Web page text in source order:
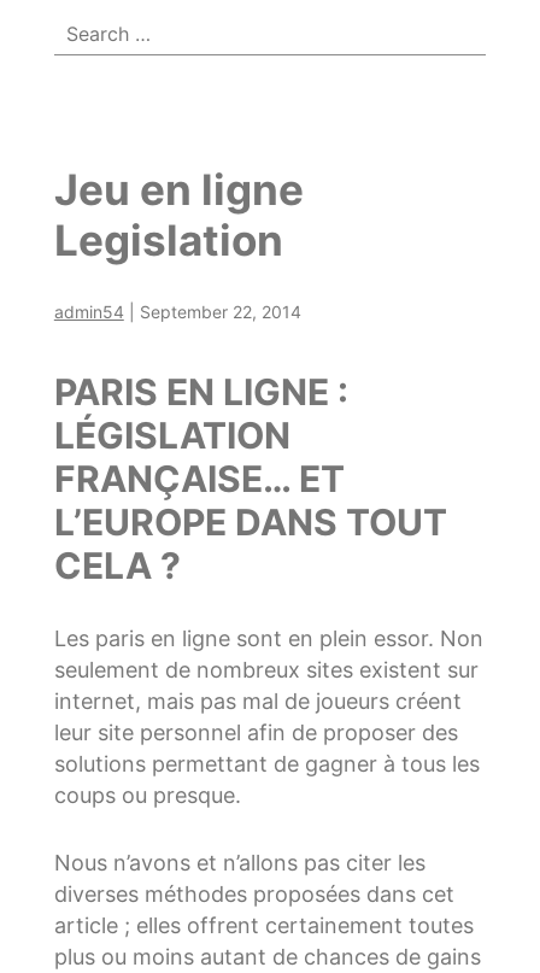
Search
for:
Jeu en ligne
Legislation
admin54 September 22, 2014
PARIS EN LIGNE :
LÉGISLATION
FRANÇAISE… ET
L’EUROPE DANS TOUT
CELA ?
Les paris en ligne sont en plein essor. Non
seulement de nombreux sites existent sur
internet, mais pas mal de joueurs créent
leur site personnel afin de proposer des
solutions permettant de gagner à tous les
coups ou presque.
Nous n’avons et n’allons pas citer les
diverses méthodes proposées dans cet
article ; elles offrent certainement toutes
plus ou moins autant de chances de gains